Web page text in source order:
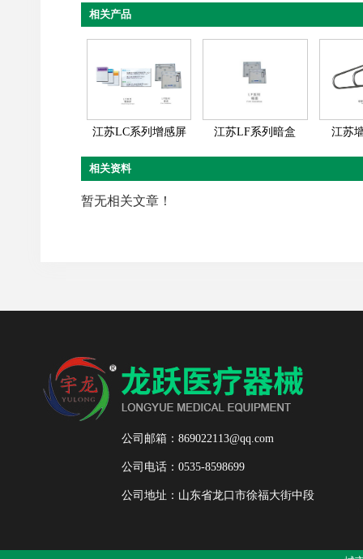
相关产品
江苏LC系列增感屏 江苏LF系列暗盒 江苏
相关资料
暂无相关文章！
公司邮箱：869022113@qq.com
公司电话：0535-8598699
公司地址：山东省龙口市徐福大街中段